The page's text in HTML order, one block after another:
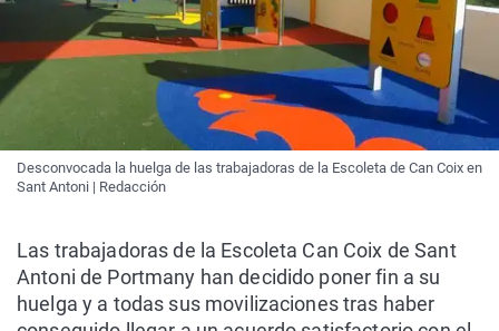
Desconvocada la huelga de las trabajadoras de la Escoleta de Can Coix en
Sant Antoni | Redacción
Las trabajadoras de la Escoleta Can Coix de Sant
Antoni de Portmany han decidido poner fin a su
huelga y a todas sus movilizaciones tras haber